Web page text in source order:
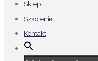
Sklep
Szkolenie
Kontakt